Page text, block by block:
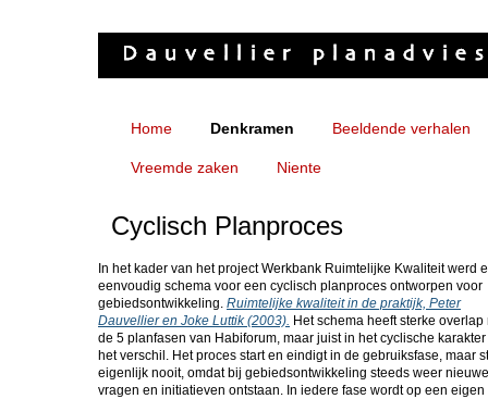
Home Denkramen Beeldende verhalen
Vreemde zaken Niente
Cyclisch Planproces
In het kader van het project Werkbank Ruimtelijke Kwaliteit werd
eenvoudig schema voor een cyclisch planproces ontworpen voor
gebiedsontwikkeling. Ruimtelijke kwaliteit in de praktijk, Peter
Dauvellier en Joke Luttik (2003). Het schema heeft sterke overlap
de 5 planfasen van Habiforum, maar juist in het cyclische karakter
het verschil. Het proces start en eindigt in de gebruiksfase, maar
eigenlijk nooit, omdat bij gebiedsontwikkeling steeds weer nieuwe
vragen en initiatieven ontstaan. In iedere fase wordt op een eigen